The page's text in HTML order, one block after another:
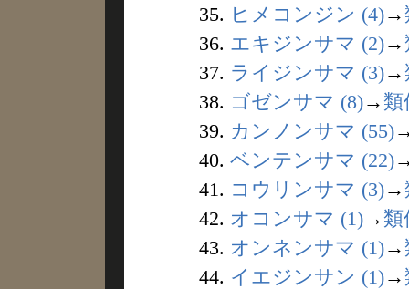
35. ヒメコンジン (4)→
36. エキジンサマ (2)→
37. ライジンサマ (3)→
38. ゴゼンサマ (8)→ 類
39. カンノンサマ (55)
40. ベンテンサマ (22)
41. コウリンサマ (3)→
42. オコンサマ (1)→ 類
43. オンネンサマ (1)→
44. イエジンサン (1)→